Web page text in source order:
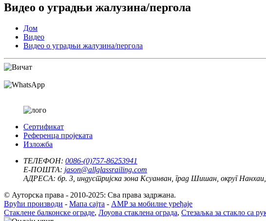
Видео о уградњи жалузина/пергола
Дом
Видео
Видео о уградњи жалузина/пергола
Сертификат
Референца пројеката
Изложба
ТЕЛЕФОН: 0086-(0)757-86253941
Е-ПОШТА: jason@allglassrailing.com
АДРЕСА: бр. 3, индустријска зона Ксуанван, град Шишан, округ
© Ауторска права - 2010-2025: Сва права задржана.
Врући производи - Мапа сајта - AMP за мобилне уређаје
Стаклене балконске ограде, Лоуова стаклена ограда, Стезаљка за стакло са